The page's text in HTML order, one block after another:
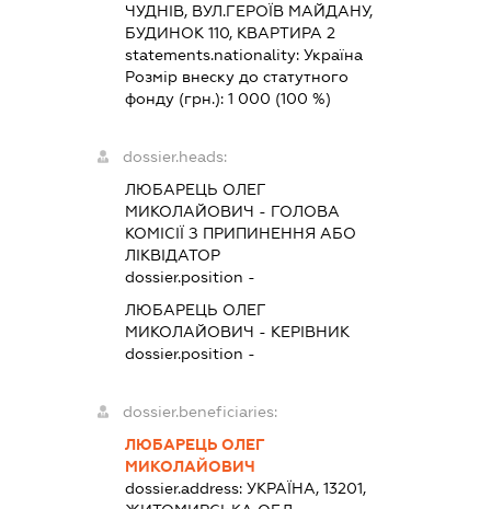
ЧУДНІВ, ВУЛ.ГЕРОЇВ МАЙДАНУ,
БУДИНОК 110, КВАРТИРА 2
statements.nationality: Україна
Розмір внеску до статутного
фонду (грн.): 1 000 (100 %)
dossier.heads:
ЛЮБАРЕЦЬ ОЛЕГ
МИКОЛАЙОВИЧ - ГОЛОВА
КОМІСІЇ З ПРИПИНЕННЯ АБО
ЛІКВІДАТОР
dossier.position -
ЛЮБАРЕЦЬ ОЛЕГ
МИКОЛАЙОВИЧ - КЕРІВНИК
dossier.position -
dossier.beneficiaries:
ЛЮБАРЕЦЬ ОЛЕГ
МИКОЛАЙОВИЧ
dossier.address: УКРАЇНА, 13201,